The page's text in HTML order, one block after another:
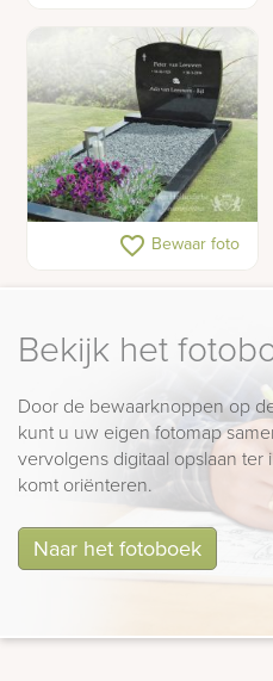
Klassiek gedenkteken
favorite_border Bewaar foto
Bekijk het
Door de bewaarknoppen op
kunt u uw eigen fotomap
vervolgens digitaal opslaan ter
komt oriënteren.
Naar het fotoboek